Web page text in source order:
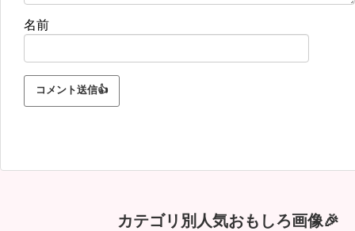
名前
カテゴリ別人気おもしろ画像🎉